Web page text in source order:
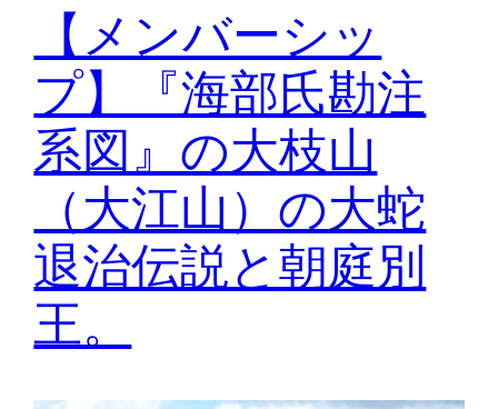
【メンバーシッ
プ】『海部氏勘注
系図』の大枝山
（大江山）の大蛇
退治伝説と朝庭別
王。